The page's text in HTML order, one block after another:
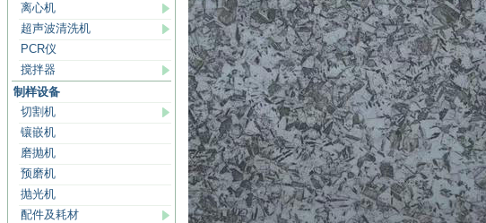
离心机
超声波清洗机
PCR仪
搅拌器
制样设备
切割机
镶嵌机
磨抛机
预磨机
抛光机
配件及耗材